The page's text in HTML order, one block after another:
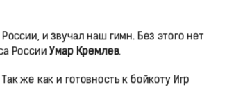
и звучал наш гимн. Без этого нет
России Умар Кремлев.
же как и готовность к бойкоту Игр